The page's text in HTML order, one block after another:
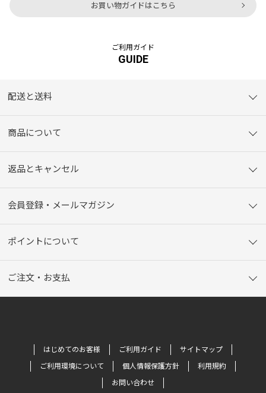
お買い物ガイドはこちら
ご利用ガイド
GUIDE
配送と送料
商品について
返品とキャンセル
会員登録・メールマガジン
ポイントについて
ご注文・お支払
はじめてのお客様 ご利用ガイド
サイトマップ
ご利用環境について
個人情報保護方針
利用規約
お問い合わせ